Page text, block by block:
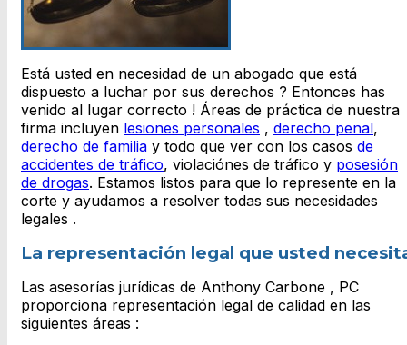
Está usted en necesidad de un abogado que está
dispuesto a luchar por sus derechos ? Entonces has
venido al lugar correcto ! Áreas de práctica de nuestra
firma incluyen lesiones personales , derecho penal,
derecho de familia y todo que ver con los casos de
accidentes de tráfico, violaciónes de tráfico y posesión
de drogas. Estamos listos para que lo represente en la
corte y ayudamos a resolver todas sus necesidades
legales .
La representación legal que usted
Las asesorías jurídicas de Anthony Carbone , PC
proporciona representación legal de calidad en las
siguientes áreas :